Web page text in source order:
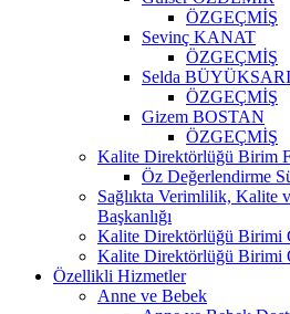
ÖZGEÇMİŞ
Sevinç KANAT
ÖZGEÇMİŞ
Selda BÜYÜKSARI
ÖZGEÇMİŞ
Gizem BOSTAN
ÖZGEÇMİŞ
Kalite Direktörlüğü Birim
Öz Değerlendirme
Sağlıkta Verimlilik, Kalite
Başkanlığı
Kalite Direktörlüğü Birimi
Kalite Direktörlüğü Birimi
Özellikli Hizmetler
Anne ve Bebek